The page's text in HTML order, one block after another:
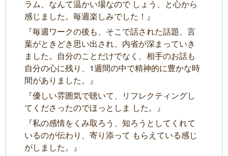
ラム、なんて温かい場なので しょう、と⼼から
感じました。毎週楽しみでした！』
『毎週ワークの後も、そこで話された話題、⾔
葉がときどき思い出され、内省が深まっていき
ました。⾃分のことだけでなく、相⼿のお話も
⾃分の⼼に残り、1週間の中で精神的に豊かな時
間がありました。』
『優しい雰囲気で聴いて、リフレクティングし
てくださったのでほっとしま した。』
『私の感情をくみ取ろう、知ろうとしてくれて
いるのが伝わり、寄り添って もらえている感じ
がしました。』